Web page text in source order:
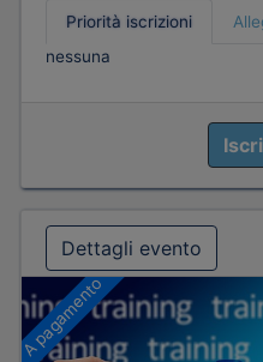
Priorità iscrizioni
nessuna
Dettagli evento
A pagamento